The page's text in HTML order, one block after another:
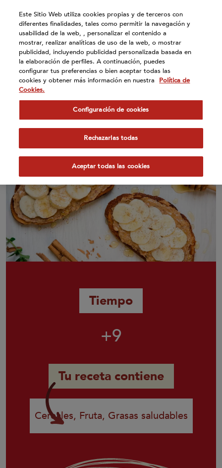
cuenta
sistema
accesibilidad.
Tostada (pan de nueces) con
plátano, crema de cacahuete y
miel
Tiempo
+9
Tu receta contiene
Cereales, Fruta, Grasas saludables
Este Sitio Web utiliza cookies propias y de terceros con
diferentes finalidades, tales como permitir la navegación y
usabilidad de la web, , personalizar el contenido a
mostrar, realizar analíticas de uso de la web, o mostrar
publicidad, incluyendo publicidad personalizada basada en
la elaboración de perfiles. A continuación, puedes
configurar tus preferencias o bien aceptar todas las
cookies y obtener más información en nuestra
Política de
Cookies.
Configuración de cookies
Rechazarlas todas
Aceptar todas las cookies